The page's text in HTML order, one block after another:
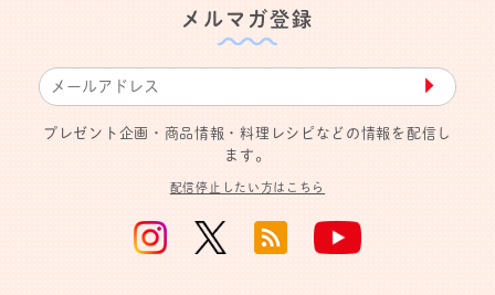
メルマガ登録
▶︎
プレゼント企画・商品情報・料理レシピなどの情報を配信し
ます。
配信停止したい方はこちら